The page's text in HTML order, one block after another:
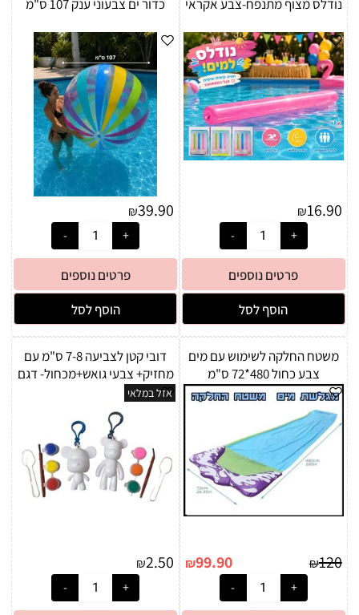
נודלס מצוף מתנפח-צבע אקראי
₪16.90
פרטים נוספים
הוסף לסל
כדור ים צבעוני ענק 107 ס"מ
₪39.90
פרטים נוספים
הוסף לסל
משטח החלקה לשימוש עם מים
צבע כחול 480*72 ס"מ
₪120
₪99.90
דובי קטן לצביעה 7-8 ס"מ עם
מחזיק+ צבעי גואש+מכחול- דגם
אזל במלאי
₪2.50